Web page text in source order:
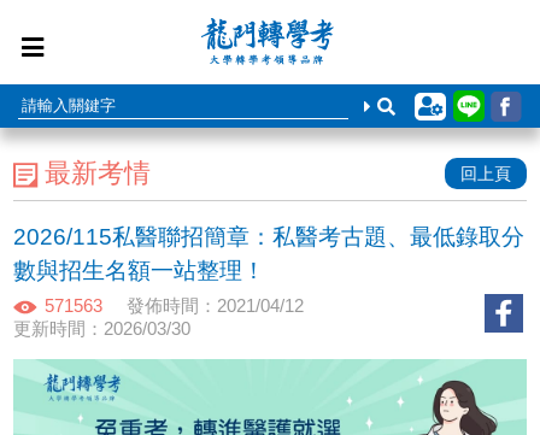
最新考情 回上頁
2026/115私醫聯招簡章：私醫考古題、最低錄取分
數與招生名額一站整理！
571563
發佈時間：2021/04/12
更新時間：2026/03/30